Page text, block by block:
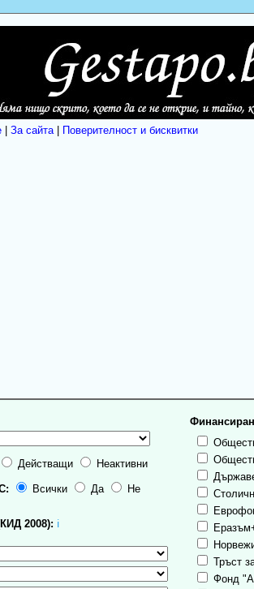
| За сайта| Поверителност и бисквитки
Действащи Неактивни
Всички Да Не
2008): ℹ
Тръст
Фонд